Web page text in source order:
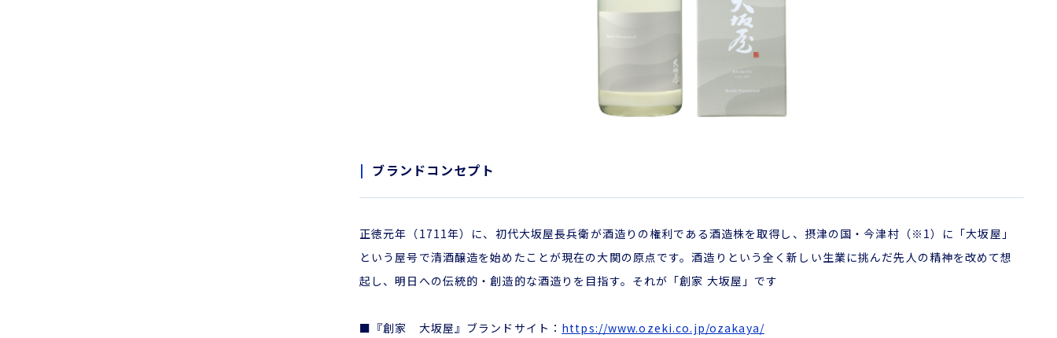
ブランドコンセプト
正徳元年（1711年）に、初代大坂屋長兵衛が酒造りの権利である酒造株を取得し、摂津の国・今津村（※1）に「大坂屋」
という屋号で清酒醸造を始めたことが現在の大関の原点です。酒造りという全く新しい生業に挑んだ先人の精神を改めて想
起し、明日への伝統的・創造的な酒造りを目指す。それが「創家 大坂屋」です
■『創家 大坂屋』ブランドサイト： https://www.ozeki.co.jp/ozakaya/